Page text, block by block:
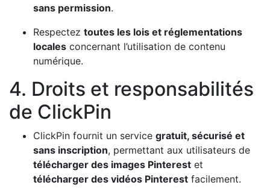
sans permission.
Respectez toutes les lois et réglementations
locales concernant l’utilisation de contenu
numérique.
4. Droits et responsabilités
de ClickPin
ClickPin fournit un service gratuit, sécurisé et
sans inscription, permettant aux utilisateurs de
télécharger des images Pinterest et
télécharger des vidéos Pinterest facilement.